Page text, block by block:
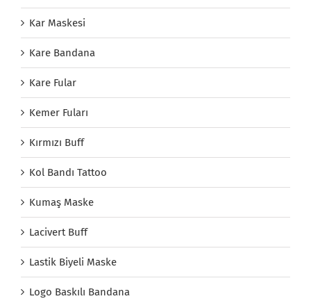
Kar Maskesi
Kare Bandana
Kare Fular
Kemer Fuları
Kırmızı Buff
Kol Bandı Tattoo
Kumaş Maske
Lacivert Buff
Lastik Biyeli Maske
Logo Baskılı Bandana